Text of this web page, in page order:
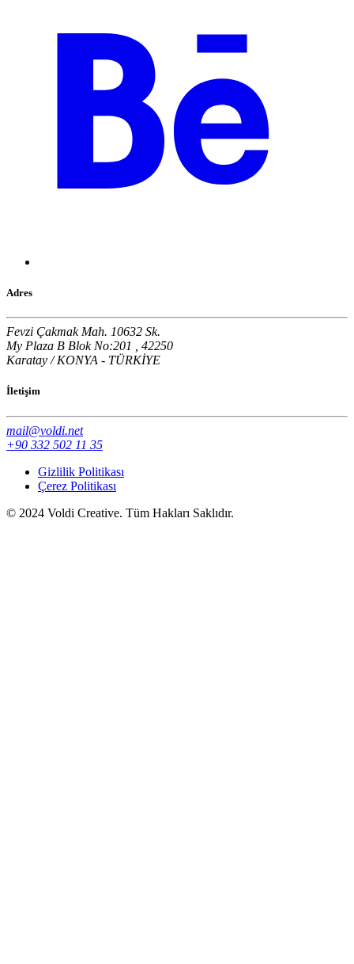
Adres
Fevzi Çakmak Mah. 10632 Sk.
My Plaza B Blok No:201 , 42250
Karatay / KONYA - TÜRKİYE
İletişim
mail@voldi.net
+90 332 502 11 35
Gizlilik Politikası
Çerez Politikası
© 2024 Voldi Creative. Tüm Hakları Saklıdır.